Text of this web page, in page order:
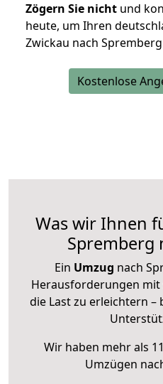
Zögern Sie nicht und
heute, um Ihren
Zwickau nach
Kostenlose
Was wir Ihnen
Spremberg
Ein Umzug nach
Herausforderungen
die Last zu erleichtern
Wir haben mehr als
Umzügen